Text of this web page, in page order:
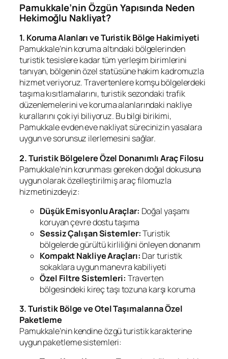
Pamukkale’nin Özgün Yapısında Neden
Hekimoğlu Nakliyat?
1. Koruma Alanları ve Turistik Bölge Hakimiyeti
Pamukkale’nin koruma altındaki bölgelerinden
turistik tesislere kadar tüm yerleşim birimlerini
tanıyan, bölgenin özel statüsüne hakim kadromuzla
hizmet veriyoruz. Travertenlere komşu bölgelerdeki
taşıma kısıtlamalarını, turistik sezondaki trafik
düzenlemelerini ve koruma alanlarındaki nakliye
kurallarını çok iyi biliyoruz. Bu bilgi birikimi,
Pamukkale evden eve nakliyat sürecinizin yasalara
uygun ve sorunsuz ilerlemesini sağlar.
2. Turistik Bölgelere Özel Donanımlı Araç Filosu
Pamukkale’nin korunması gereken doğal dokusuna
uygun olarak özelleştirilmiş araç filomuzla
hizmetinizdeyiz:
Düşük Emisyonlu Araçlar: Doğal yaşamı
koruyan çevre dostu taşıma
Sessiz Çalışan Sistemler:Turistik
bölgelerde gürültü kirliliğini önleyen donanım
Kompakt Nakliye Araçları: Dar turistik
sokaklara uygun manevra kabiliyeti
Özel Filtre Sistemleri: Traverten
bölgesindeki kireç taşı tozuna karşı koruma
3. Turistik Bölge ve Otel Taşımalarına Özel
Paketleme
Pamukkale’nin kendine özgü turistik karakterine
uygun paketleme sistemleri: